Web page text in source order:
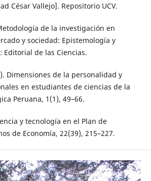
César Vallejo]. Repositorio UCV.
de la investigación en
y sociedad: Epistemología y
Editorial de las Ciencias.
Dimensiones de la personalidad y
en estudiantes de ciencias de la
Peruana, 1(1), 49–66.
y tecnología en el Plan de
de Economía, 22(39), 215–227.